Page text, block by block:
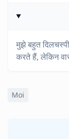
मुझे बहुत
करते हैं, लेकिन
Moi